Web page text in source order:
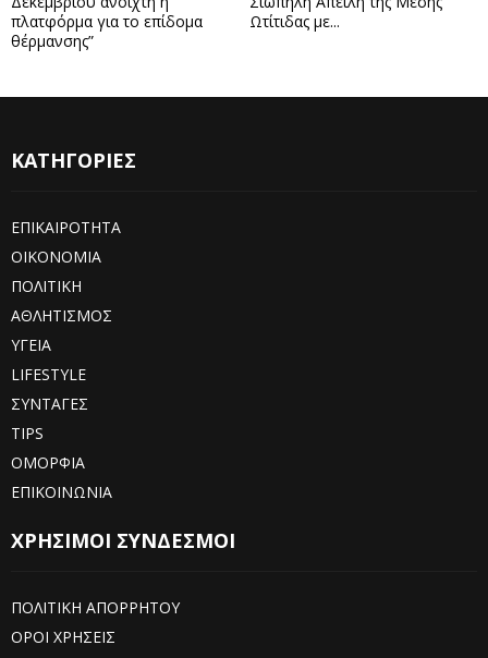
πλατφόρμα για το επίδομα
θέρμανσης”
Ωτίτιδας με...
ΚΑΤΗΓΟΡΙΕΣ
ΕΠΙΚΑΙΡΟΤΗΤΑ
ΟΙΚΟΝΟΜΙΑ
ΠΟΛΙΤΙΚΗ
ΑΘΛΗΤΙΣΜΟΣ
ΥΓΕΙΑ
LIFESTYLE
ΣΥΝΤΑΓΕΣ
TIPS
ΟΜΟΡΦΙΑ
ΕΠΙΚΟΙΝΩΝΙΑ
ΧΡΗΣΙΜΟΙ ΣΥΝΔΕΣΜΟΙ
ΠΟΛΙΤΙΚΗ ΑΠΟΡΡΗΤΟΥ
ΟΡΟΙ ΧΡΗΣΕΙΣ